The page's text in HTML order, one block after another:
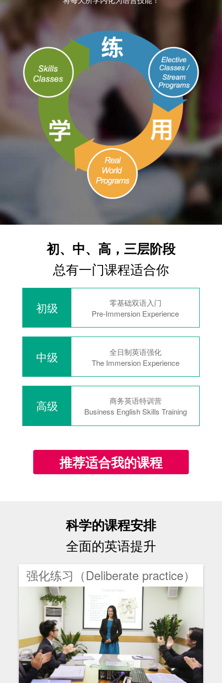
初、中、高，三层阶段
总有一门课程适合你
初级
零基础双语入门
Pre-Immersion Experience
中级
全日制英语强化
The Immersion Experience
高级
商务英语特训营
Business English Skills Training
推荐适合我的课程
科学的课程安排
全面的英语提升
强化练习（Deliberate practice）